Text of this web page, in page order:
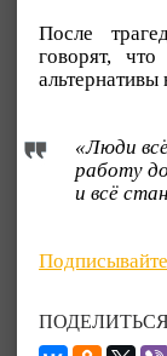
После
говорят,
альтернативы
«Люди
работу
и всё
ПОДЕЛИТЬСЯ